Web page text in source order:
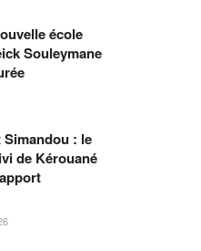
école
Souleymane
: le
de Kérouané